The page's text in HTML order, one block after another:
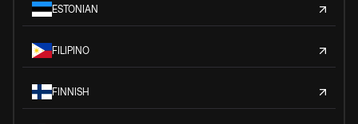
ESTONIAN
FILIPINO
FINNISH